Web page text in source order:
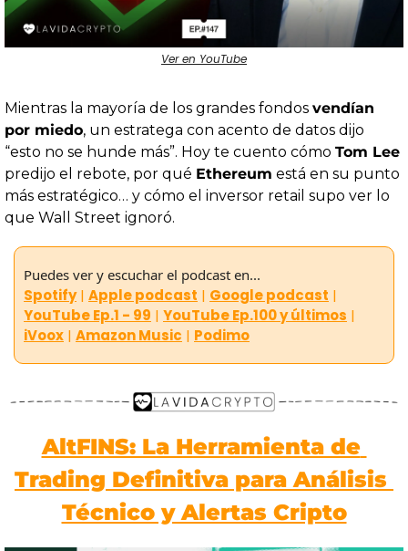
Ver en YouTube
Mientras la mayoría de los grandes fondos vendían
por miedo, un estratega con acento de datos dijo
“esto no se hunde más”. Hoy te cuento cómo Tom Lee
predijo el rebote, por qué Ethereum está en su punto
más estratégico… y cómo el inversor retail supo ver lo
que Wall Street ignoró.
Puedes ver y escuchar el podcast en...
Spotify | Apple podcast | Google podcast |
YouTube Ep.1 - 99 | YouTube Ep.100 y últimos
iVoox | Amazon Music | Podimo
AltFINS: La Herramienta de
Trading Definitiva para Análisis
Técnico y Alertas Cripto